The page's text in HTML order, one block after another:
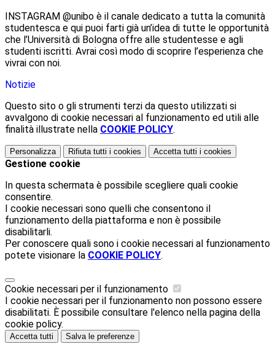
INSTAGRAM @unibo è il canale dedicato a tutta la comunità
studentesca e qui puoi farti già un’idea di tutte le opportunità
che l’Università di Bologna offre alle studentesse e agli
studenti iscritti. Avrai così modo di scoprire l’esperienza che
vivrai con noi.
Notizie
Questo sito o gli strumenti terzi da questo utilizzati si
avvalgono di cookie necessari al funzionamento ed utili alle
finalità illustrate nella COOKIE POLICY.
Personalizza Rifiuta tutti i cookies Accetta tutti i cookies
Gestione cookie
In questa schermata è possibile scegliere quali cookie
consentire.
I cookie necessari sono quelli che consentono il
funzionamento della piattaforma e non è possibile
disabilitarli.
Per conoscere quali sono i cookie necessari al funzionamento
potete visionare la COOKIE POLICY.
Cookie necessari per il funzionamento
I cookie necessari per il funzionamento non possono essere
disabilitati. È possibile consultare l'elenco nella pagina della
cookie policy.
Accetta tutti Salva le preferenze